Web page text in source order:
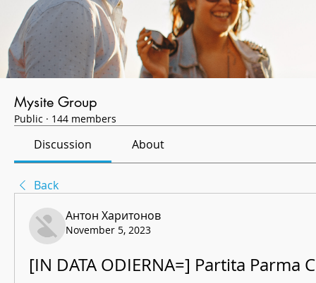
Mysite Group
Public · 144 members
Discussion About
Back
Антон Харитонов
November 5, 2023
[IN DATA ODIERNA=] Partita Parma